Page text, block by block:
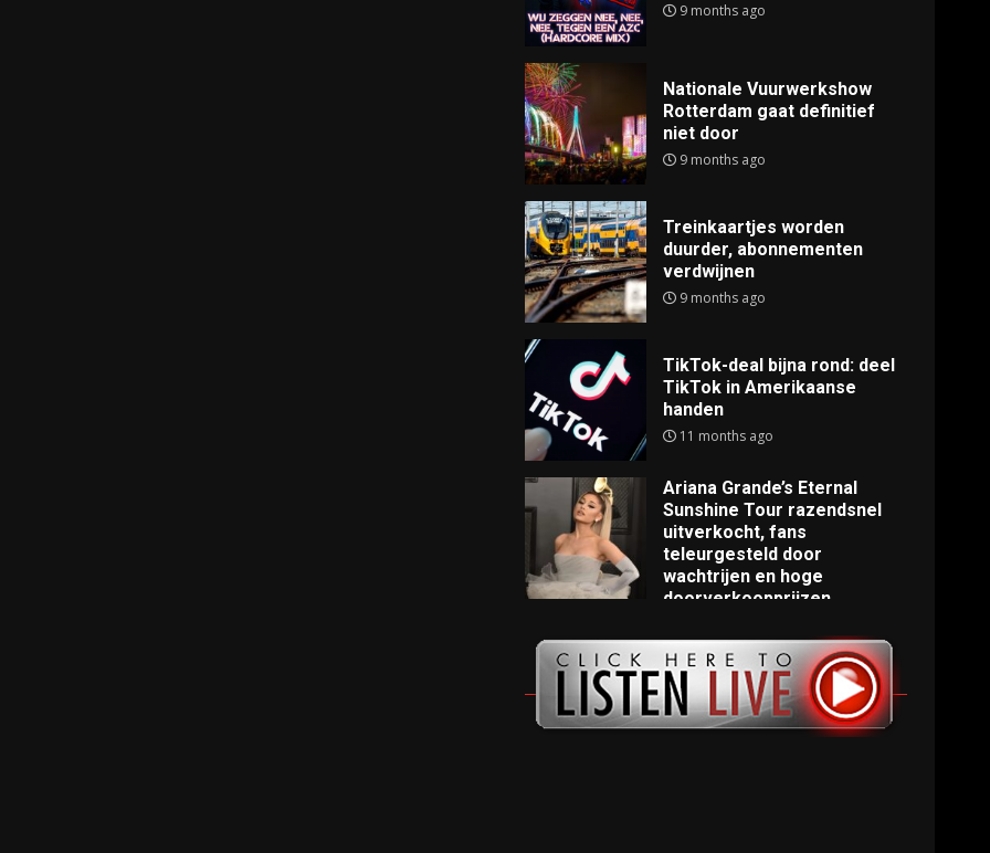
9 months ago
Nationale Vuurwerkshow
Rotterdam gaat definitief
niet door
9 months ago
Treinkaartjes worden
duurder, abonnementen
verdwijnen
9 months ago
TikTok-deal bijna rond: deel
TikTok in Amerikaanse
handen
11 months ago
Ariana Grande’s Eternal
Sunshine Tour razendsnel
uitverkocht, fans
teleurgesteld door
wachtrijen en hoge
doorverkoopprijzen